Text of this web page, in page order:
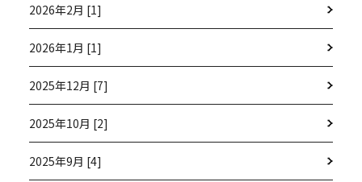
2026年2月 [1]
2026年1月 [1]
2025年12月 [7]
2025年10月 [2]
2025年9月 [4]